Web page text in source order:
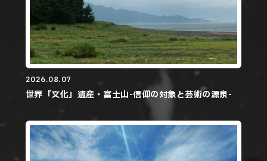
2026.08.07
世界「文化」遺産・富士山-信仰の対象と芸術の源泉-